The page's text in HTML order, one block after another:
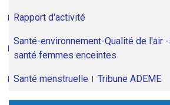
Rapport d'activité
Santé-environnement-Qualité de l'air
santé femmes enceintes
Santé menstruelle Tribune ADEME